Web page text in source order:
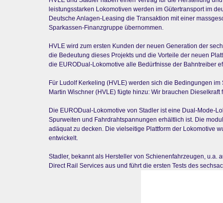
leistungsstarken Lokomotiven werden im Gütertransport im
Deutsche Anlagen-Leasing die Transaktion mit einer
Sparkassen-Finanzgruppe übernommen.
HVLE wird zum ersten Kunden der neuen Generation der
die Bedeutung dieses Projekts und die Vorteile der neuen
die EURODual-Lokomotive alle Bedürfnisse der Bahntreiber
Für Ludolf Kerkeling (HVLE) werden sich die Bedingungen
Martin Wischner (HVLE) fügte hinzu: Wir brauchen
Die EURODual-Lokomotive von Stadler ist eine Dual-Mode-
Spurweiten und Fahrdrahtspannungen erhältlich ist. Die
adäquat zu decken. Die vielseitige Plattform der Lokomotive
entwickelt.
Stadler, bekannt als Hersteller von Schienenfahrzeugen,
Direct Rail Services aus und führt die ersten Tests des